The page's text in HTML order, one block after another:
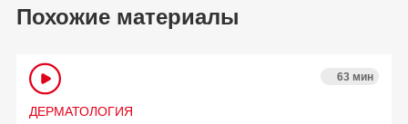
Похожие материалы
ДЕРМАТОЛОГИЯ
63 мин